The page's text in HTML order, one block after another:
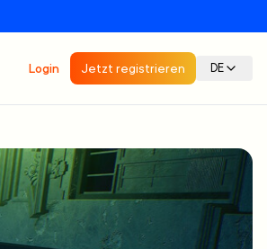
Login Jetzt registrieren DE